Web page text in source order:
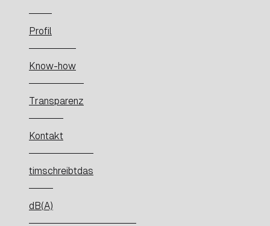
Profil
Know-how
Transparenz
Kontakt
timschreibtdas
dB(A)